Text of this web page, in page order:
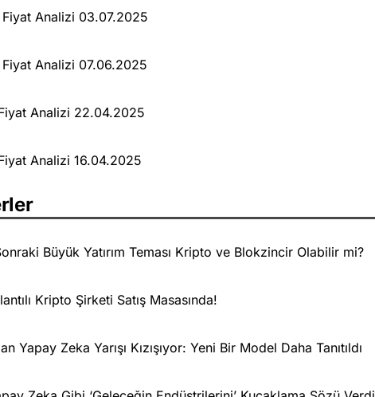
Fiyat Analizi 03.07.2025
Fiyat Analizi 07.06.2025
Analizi 22.04.2025
Analizi 16.04.2025
Büyük Yatırım Teması Kripto ve Blokzincir Olabilir mi?
Kripto Şirketi Satış Masasında!
Yapay Zeka Yarışı Kızışıyor: Yeni Bir Model Daha Tanıtıldı